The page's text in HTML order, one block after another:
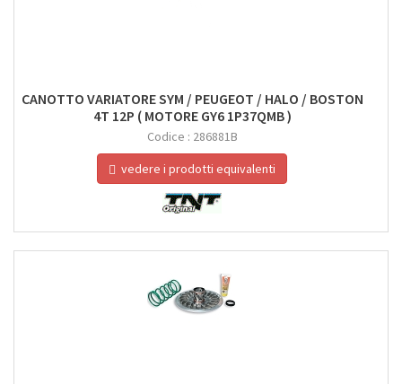
CANOTTO VARIATORE SYM / PEUGEOT / HALO / BOSTON
4T 12P ( MOTORE GY6 1P37QMB )
Codice : 286881B
vedere i prodotti equivalenti